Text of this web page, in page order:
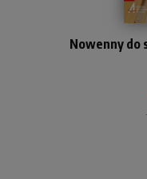
di
Nowenny do